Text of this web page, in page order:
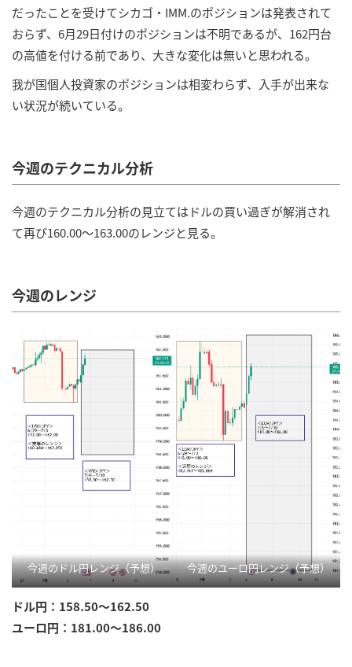
だったことを受けてシカゴ・IMM.のポジションは発表されて
おらず、6月29日付けのポジションは不明であるが、162円台
の高値を付ける前であり、大きな変化は無いと思われる。
我が国個人投資家のポジションは相変わらず、入手が出来な
い状況が続いている。
今週のテクニカル分析
今週のテクニカル分析の見立てはドルの買い過ぎが解消され
て再び160.00～163.00のレンジと見る。
今週のレンジ
今週のドル円レンジ（予想） 今週のユーロ円レンジ（予想）
ドル円：158.50～162.50
ユーロ円：181.00～186.00